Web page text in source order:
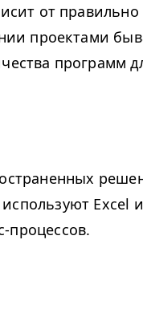
от
проектами
программ
Excel
процессов.